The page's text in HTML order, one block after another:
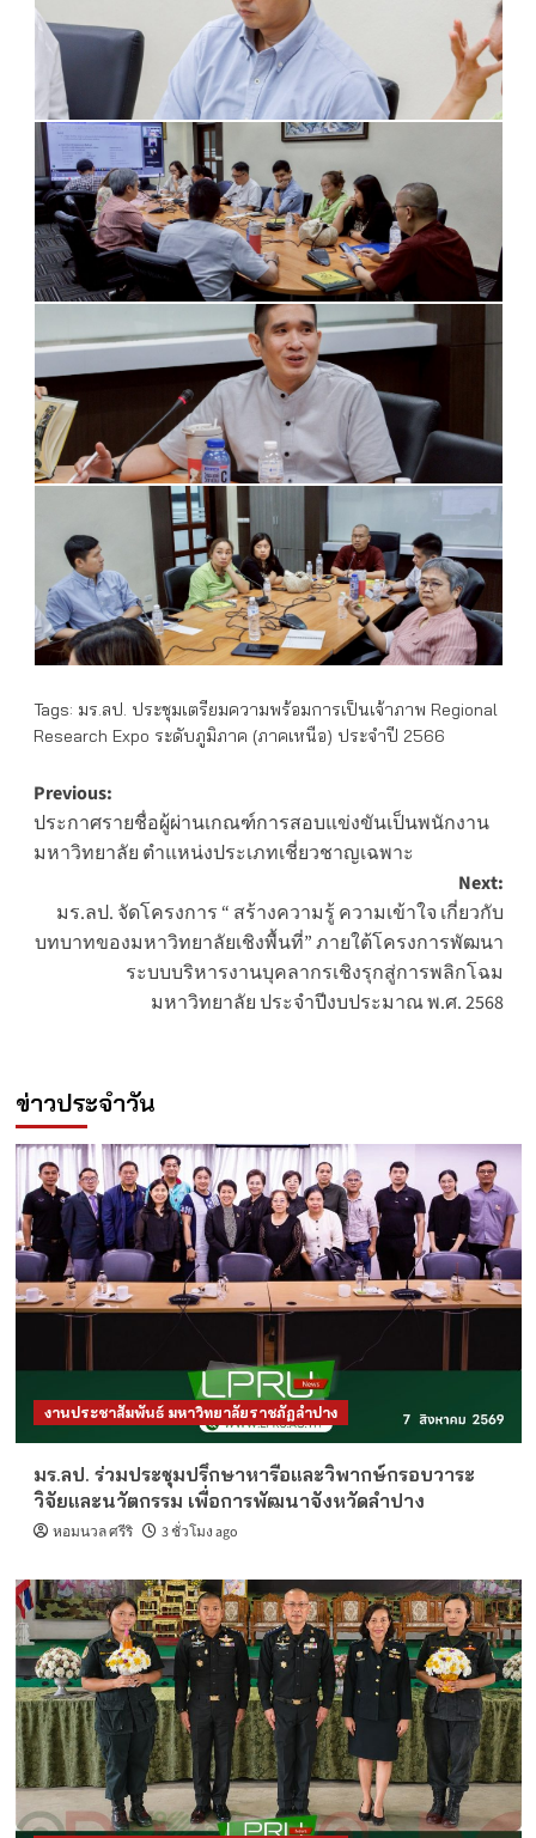
Tags: มร.ลป. ประชุมเตรียมความพร้อมการเป็นเจ้าภาพ Regional
Research Expo ระดับภูมิภาค (ภาคเหนือ) ประจำปี 2566
Post
navigation
Previous:
ประกาศรายชื่อผู้ผ่านเกณฑ์การสอบแข่งขันเป็นพนักงาน
มหาวิทยาลัย ตำแหน่งประเภทเชี่ยวชาญเฉพาะ
Next:
มร.ลป. จัดโครงการ “ สร้างความรู้ ความเข้าใจ เกี่ยวกับ
บทบาทของมหาวิทยาลัยเชิงพื้นที่” ภายใต้โครงการพัฒนา
ระบบบริหารงานบุคลากรเชิงรุกสู่การพลิกโฉม
มหาวิทยาลัย ประจำปีงบประมาณ พ.ศ. 2568
ข่าวประจำวัน
งานประชาสัมพันธ์ มหาวิทยาลัยราชภัฏลำปาง
มร.ลป. ร่วมประชุมปรึกษาหารือและวิพากษ์กรอบวาระ
วิจัยและนวัตกรรม เพื่อการพัฒนาจังหวัดลำปาง
หอมนวล ศรีริ 3 ชั่วโมง ago